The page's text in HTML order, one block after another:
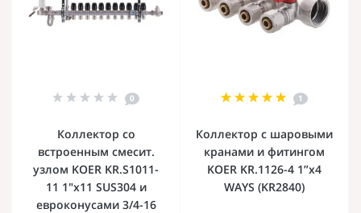
0
Коллектор со
встроенным смесит.
узлом KOER KR.S1011-
11 1"х11 SUS304 и
евроконусами 3/4-16
1
Коллектор с шаровыми
кранами и фитингом
KOER KR.1126-4 1”x4
WAYS (KR2840)